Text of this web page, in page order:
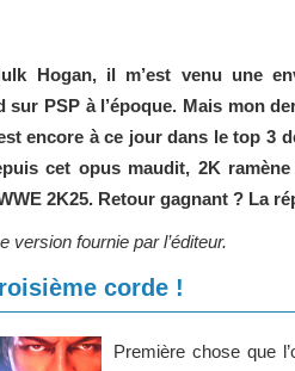
Hogan, il m’est venu une
PSP à l’époque. Mais mon
encore à ce jour dans le top 3
cet opus maudit, 2K
2K25. Retour gagnant ? La
version fournie par l’éditeur.
corde !
Première chose que